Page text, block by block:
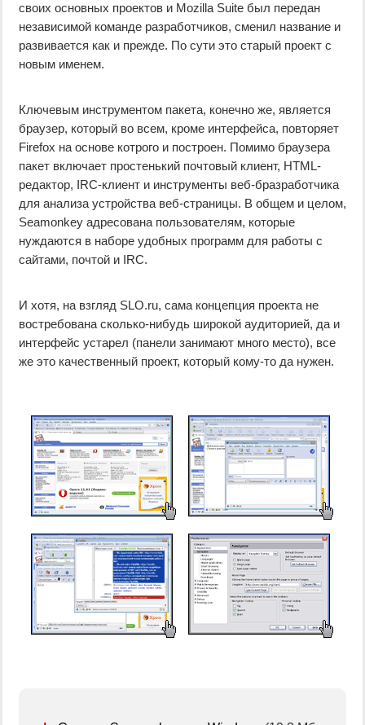
своих основных проектов и Mozilla Suite был передан
независимой команде разработчиков, сменил название и
развивается как и прежде. По сути это старый проект с
новым именем.
Ключевым инструментом пакета, конечно же, является
браузер, который во всем, кроме интерфейса, повторяет
Firefox на основе котрого и построен. Помимо браузера
пакет включает простенький почтовый клиент, HTML-
редактор, IRC-клиент и инструменты веб-бразработчика
для анализа устройства веб-страницы. В общем и целом,
Seamonkey адресована пользователям, которые
нуждаются в наборе удобных программ для работы с
сайтами, почтой и IRC.
И хотя, на взгляд SLO.ru, сама концепция проекта не
востребована сколько-нибудь широкой аудиторией, да и
интерфейс устарел (панели занимают много место), все
же это качественный проект, который кому-то да нужен.